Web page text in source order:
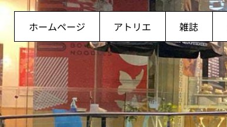
ホームページ
アトリエ 雑誌